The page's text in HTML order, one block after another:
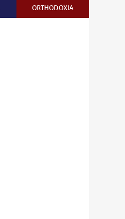
ORTHODOXIA